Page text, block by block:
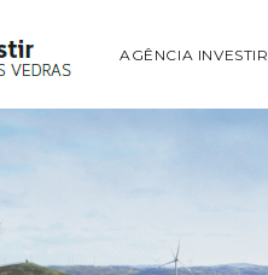
AGÊNCIA INVESTIR